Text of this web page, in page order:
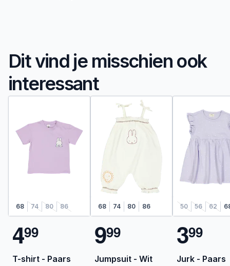
Dit vind je misschien ook
interessant
68 74 80 86
499
T-shirt - Paars
68 74 80 86
999
Jumpsuit - Wit
50 56 62
399
Jurk - Paars